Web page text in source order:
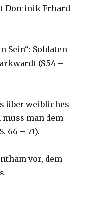
Dominik Erhard
Sein“: Soldaten
(S.54 –
über weibliches
muss man dem
66 – 71).
vor, dem